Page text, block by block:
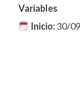
Variables
Inicio:30/